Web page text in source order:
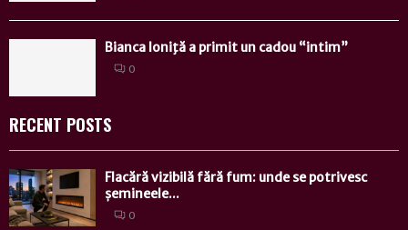
Bianca Ioniţă a primit un cadou “intim”
0
RECENT POSTS
Flacără vizibilă fără fum: unde se potrivesc
șemineele...
0